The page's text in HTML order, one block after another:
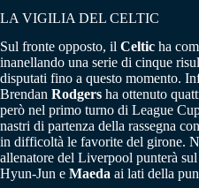
LA VIGILIA DEL CELTIC
Sul fronte opposto, il Celtic ha
inanellando una serie di cinque
disputati fino a questo momento.
Brendan Rodgers ha ottenuto
però nel primo turno di League
nastri di partenza della rassegna
in difficoltà le favorite del girone.
allenatore del Liverpool punterà
Hyun-Jun e Maeda ai lati della